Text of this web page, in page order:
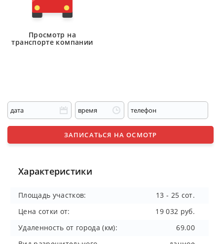
запросы. Мы предлагаем участки различной
площади с потрясающими видами, в окружении
хвойного леса.
Просмотр на
транспорте компании
ЗАПИСАТЬСЯ НА ОСМОТР
Характеристики
Площадь участков:
13 - 25 сот.
Цена сотки от:
19 032 руб.
Удаленность от города (км):
69.00